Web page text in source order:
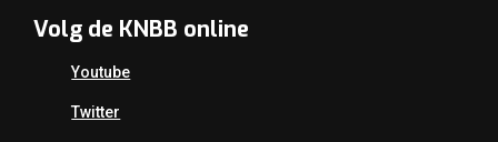
Volg de KNBB online
Youtube
Twitter